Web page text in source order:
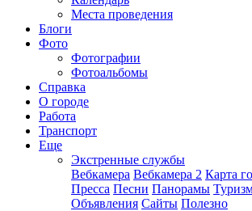
Места проведения
Блоги
Фото
Фотографии
Фотоальбомы
Справка
О городе
Работа
Транспорт
Еще
Экстренные службы
Вебкамера Вебкамера 2 Карта
Пресса Песни Панорамы
Объявления Сайты Полезно